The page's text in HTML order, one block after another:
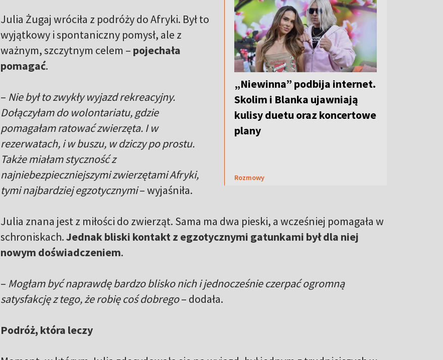
„Niewinna” podbija internet.
Skolim i Blanka ujawniają
kulisy duetu oraz koncertowe
plany
Rozmowy
Julia Żugaj wróciła z podróży do Afryki. Był to
wyjątkowy i spontaniczny pomysł, ale z
ważnym, szczytnym celem – pojechała
pomagać.
– Nie był to zwykły wyjazd rekreacyjny.
Dołączyłam do wolontariatu, gdzie
pomagałam ratować zwierzęta. I w
rezerwatach, i w buszu, w dziczy po prostu.
Także miałam styczność z
najniebezpieczniejszymi zwierzętami Afryki,
tymi najbardziej egzotycznymi– wyjaśniła.
Julia znana jest z miłości do zwierząt. Sama ma dwa pieski, a wcześniej pomagała w
schroniskach.Jednak bliski kontakt z egzotycznymi gatunkami był dla niej
nowym doświadczeniem.
– Mogłam być naprawdę bardzo blisko nich i jednocześnie czerpać ogromną
satysfakcję z tego, że robię coś dobrego– dodała.
Podróż, która leczy